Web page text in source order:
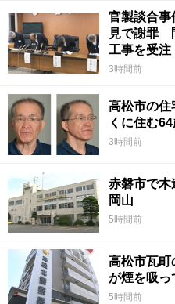
官製談合
見で謝罪
工事を受注
3時間前
高松市の
くに住む
3時間前
赤磐市で
岡山
5時間前
高松市瓦
が煙を吸
5時間前